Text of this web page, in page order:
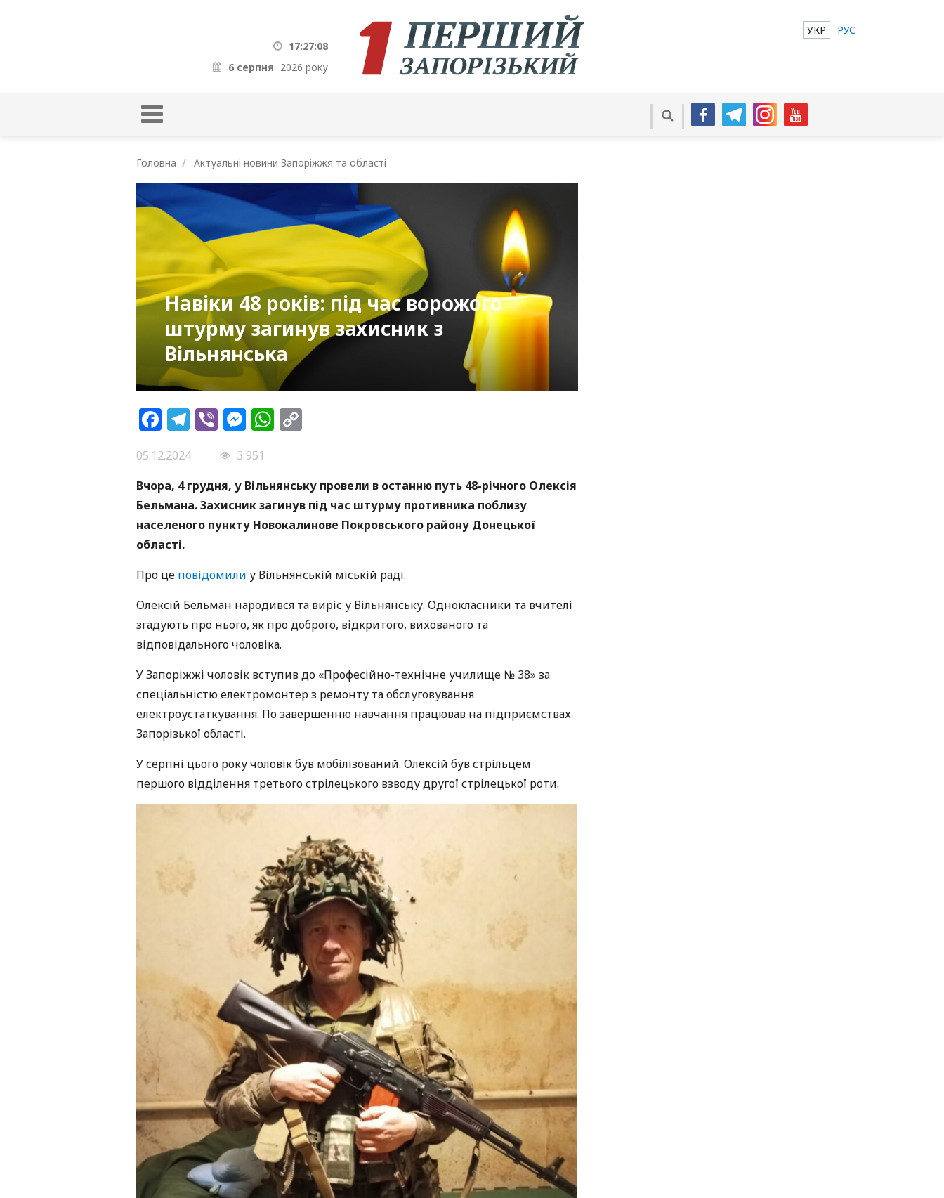
17:27:09
6 серпня 2026 року
УКР РУС
Головна Актуальні новини Запоріжжя та області
Навіки 48 років: під час ворожого
штурму загинув захисник з
Вільнянська
Facebook
Telegram
ViberMessenger
WhatsApp
05.12.2024
3 951
Вчора, 4 грудня, у Вільнянську провели в останню путь 48-річного Олексія
Бельмана. Захисник загинув під час штурму противника поблизу
населеного пункту Новокалинове Покровського району Донецької
області.
Про це повідомили у Вільнянській міській раді.
Олексій Бельман народився та виріс у Вільнянську. Однокласники та вчителі
згадують про нього, як про доброго, відкритого, вихованого та
відповідального чоловіка.
У Запоріжжі чоловік вступив до «Професійно-технічне училище № 38» за
спеціальністю електромонтер з ремонту та обслуговування
електроустаткування. По завершенню навчання працював на підприємствах
Запорізької області.
У серпні цього року чоловік був мобілізований. Олексій був стрільцем
першого відділення третього стрілецького взводу другої стрілецької роти.